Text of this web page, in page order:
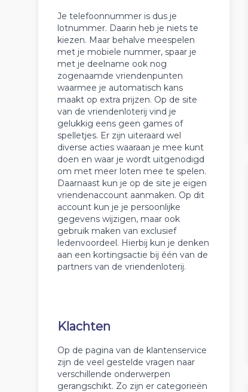
Je telefoonnummer is dus je
lotnummer. Daarin heb je niets te
kiezen. Maar behalve meespelen
met je mobiele nummer, spaar je
met je deelname ook nog
zogenaamde vriendenpunten
waarmee je automatisch kans
maakt op extra prijzen. Op de site
van de vriendenloterij vind je
gelukkig eens geen games of
spelletjes. Er zijn uiteraard wel
diverse acties waaraan je mee kunt
doen en waar je wordt uitgenodigd
om met meer loten mee te spelen.
Daarnaast kun je op de site je eigen
vriendenaccount aanmaken. Op dit
account kun je je persoonlijke
gegevens wijzigen, maar ook
gebruik maken van exclusief
ledenvoordeel. Hierbij kun je denken
aan een kortingsactie bij één van de
partners van de vriendenloterij.
Klachten
Op de pagina van de klantenservice
zijn de veel gestelde vragen naar
verschillende onderwerpen
gerangschikt. Zo zijn er categorieën